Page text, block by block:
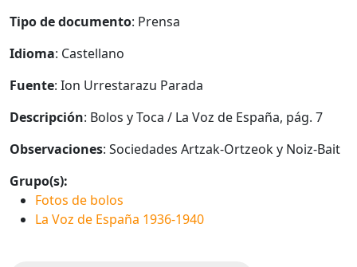
Tipo de documento: Prensa
Idioma: Castellano
Fuente: Ion Urrestarazu Parada
Descripción: Bolos y Toca / La Voz de España, pág. 7
Observaciones: Sociedades Artzak-Ortzeok y Noiz-Bait
Grupo(s):
Fotos de bolos
La Voz de España 1936-1940